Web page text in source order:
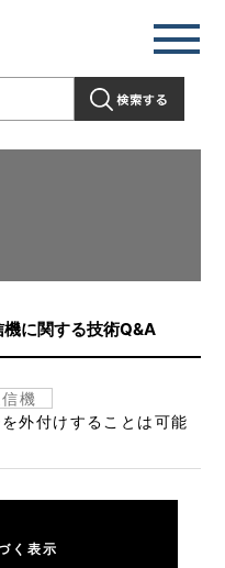
に関する技術Q&A
機
外付けすることは可能
く表示